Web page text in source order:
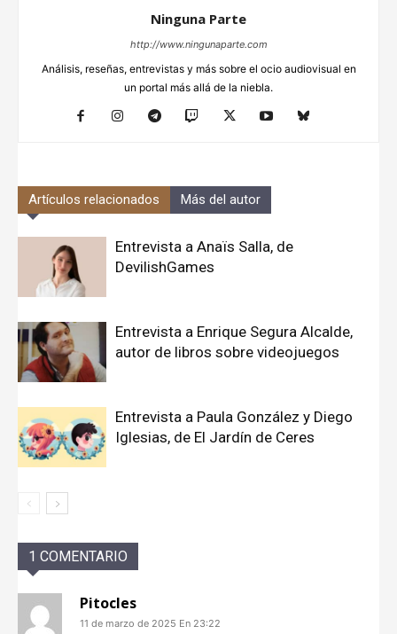
Ninguna Parte
http://www.ningunaparte.com
Análisis, reseñas, entrevistas y más sobre el ocio audiovisual en
un portal más allá de la niebla.
Artículos relacionados Más del autor
Entrevista a Anaïs Salla, de
DevilishGames
Entrevista a Enrique Segura Alcalde,
autor de libros sobre videojuegos
Entrevista a Paula González y Diego
Iglesias, de El Jardín de Ceres
1 COMENTARIO
Pitocles
11 de marzo de 2025 En 23:22